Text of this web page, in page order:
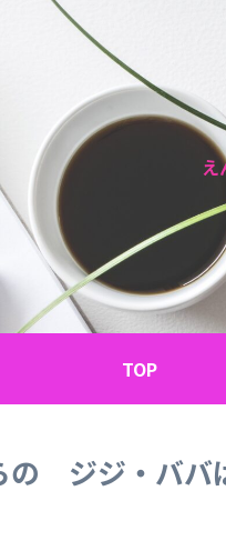
TOP
ジジ・ババ